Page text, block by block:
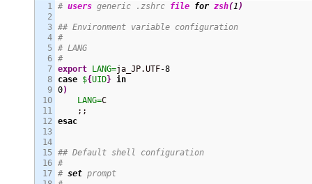
1
2
3
4
5
6
7
8
9
10
11
12
13
14
15
16
17
# users generic .zshrc file for zsh( 1 )
## Environment variable configuration
#
# LANG
#
export LANG=ja_JP.UTF-8
case ${UID} in
0)
LANG=C
esac
## Default shell configuration
#
# set prompt